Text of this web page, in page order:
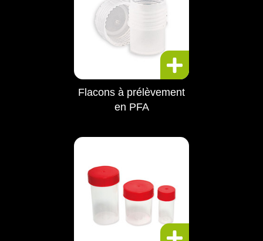
Flacons à prélèvement
en PFA